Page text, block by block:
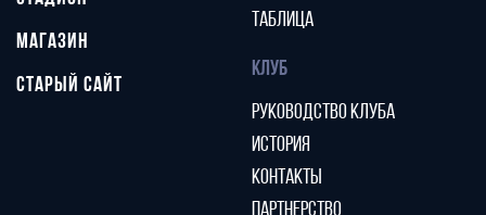
МАГАЗИН
СТАРЫЙ САЙТ
ТАБЛИЦА
КЛУБ
РУКОВОДСТВО КЛУБА
ИСТОРИЯ
КОНТАКТЫ